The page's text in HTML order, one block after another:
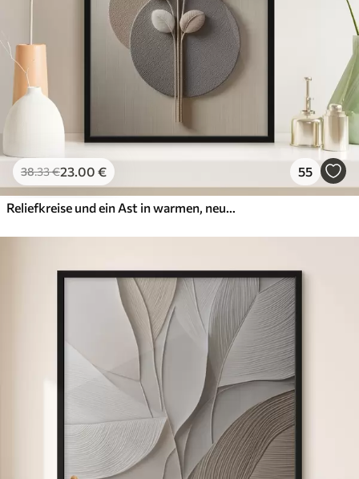
38.33€23.00 € 55
Reliefkreise und ein Ast in warmen, neutralen Farbtönen